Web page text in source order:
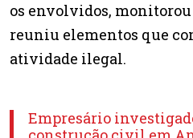
os envolvidos, monitorou
reuniu elementos que
atividade ilegal.
Empresário